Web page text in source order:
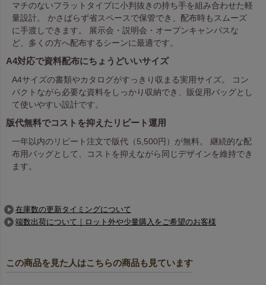
マチのないフラットタイプに小判抜きの持ち手を組み合わせた軽
量設計。 かさばらず省スペースで保管でき、配布時もスムーズ
に手渡しできます。 展示会・説明会・オープンキャンパスな
ど、多くの方へ配布するシーンに最適です。
A4対応で資料配布にちょうどいいサイズ
A4サイズの書類やカタログがすっきり収まる実用サイズ。 コン
パクトながら必要な資料をしっかり収納でき、販促用バッグとし
て使いやすい設計です。
版代無料でコストを抑えたリピート運用
一年以内のリピート注文で版代（5,500円）が無料。 継続的な配
布用バッグとして、コストを抑えながら同じデザインを維持でき
ます。
在庫数の更新タイミングについて
端数出荷について｜ロット外や少量購入をご希望のお客様
この商品を見た人はこちらの商品も見ています